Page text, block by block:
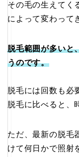
その毛の生えてく
によって変わって
脱毛範囲が多いと
うのです。
脱毛には回数も必
脱毛に比べると、
ただ、最新の脱毛
けて何日かで照射